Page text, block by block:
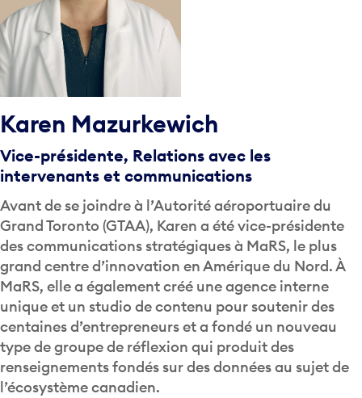
Karen Mazurkewich
Vice-présidente, Relations avec les
intervenants et communications
Avant de se joindre à l’Autorité aéroportuaire du
Grand Toronto (GTAA), Karen a été vice-présidente
des communications stratégiques à MaRS, le plus
grand centre d’innovation en Amérique du Nord. À
MaRS, elle a également créé une agence interne
unique et un studio de contenu pour soutenir des
centaines d’entrepreneurs et a fondé un nouveau
type de groupe de réflexion qui produit des
renseignements fondés sur des données au sujet de
l’écosystème canadien.